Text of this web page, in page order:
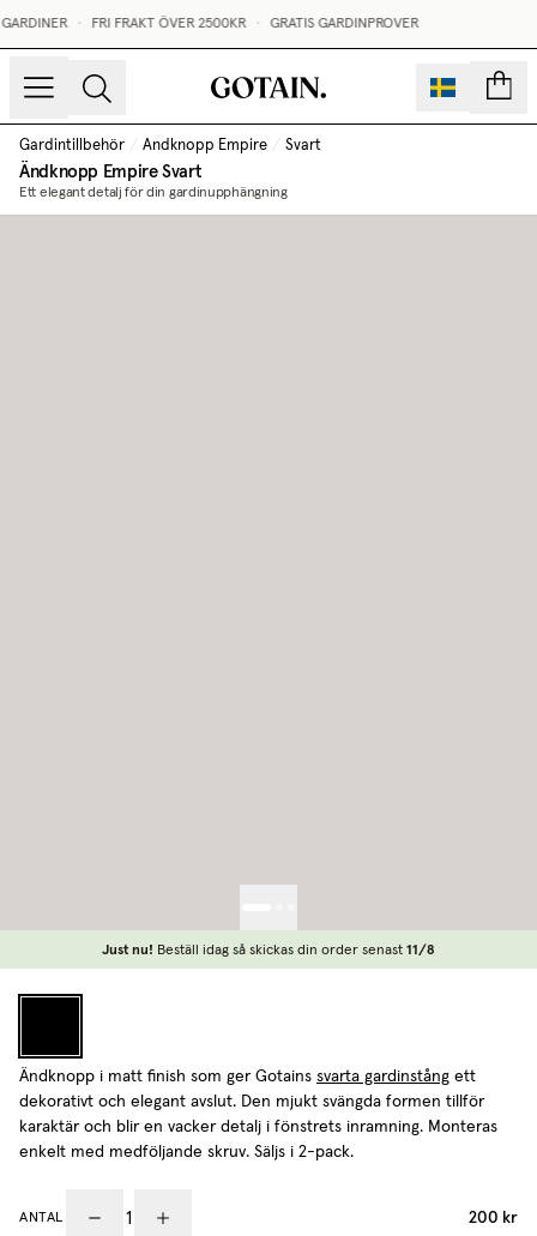
FRI FRAKT ÖVER 2500KR GRATIS GARDINPROVER
Gardintillbehör / Ändknopp Empire / Svart
Ändknopp EmpireSvart
Ett elegant detalj för din gardinupphängning
Just nu! Beställ idag så skickas din order senast 11/8
Ändknopp i matt finish som ger Gotains svarta gardinstång ett
dekorativt och elegant avslut. Den mjukt svängda formen tillför
karaktär och blir en vacker detalj i fönstrets inramning. Monteras
enkelt med medföljande skruv. Säljs i 2-pack.
ANTAL 200 kr
Ändknopp Empire | Gotain